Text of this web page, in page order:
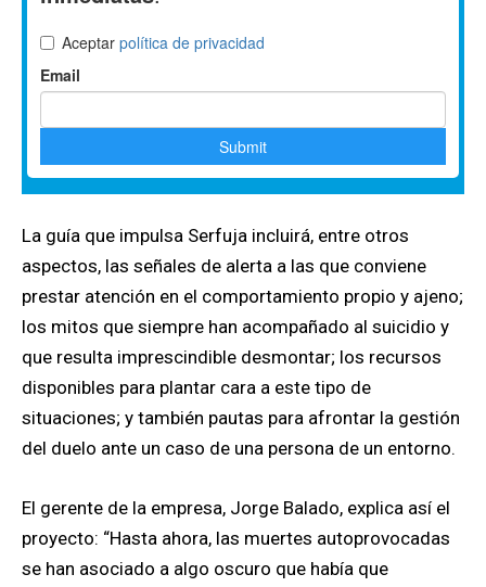
La guía que impulsa Serfuja incluirá, entre otros
aspectos, las señales de alerta a las que conviene
prestar atención en el comportamiento propio y ajeno;
los mitos que siempre han acompañado al suicidio y
que resulta imprescindible desmontar; los recursos
disponibles para plantar cara a este tipo de
situaciones; y también pautas para afrontar la gestión
del duelo ante un caso de una persona de un entorno.
El gerente de la empresa, Jorge Balado, explica así el
proyecto: “Hasta ahora, las muertes autoprovocadas
se han asociado a algo oscuro que había que